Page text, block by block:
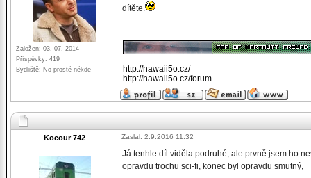
Založen: 03. 07. 2014
Příspěvky: 419
Bydliště: No prostě někde
dítěte.
http://hawaii5o.cz/
http://hawaii5o.cz/forum
Kocour 742 Zaslal: 2.9.2016 11:32
Já tenhle díl viděla podruhé, ale prvně jsem ho
opravdu trochu sci-fi, konec byl opravdu smutný,